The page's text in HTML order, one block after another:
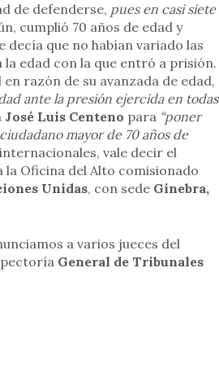
de defenderse, pues en casi siete
cumplió 70 años de edad y
decía que no habían variado las
edad con la que entró a prisión.
razón de su avanzada de edad,
ante la presión ejercida en todas
José Luis Centeno para “poner
mayor de 70 años de
vale decir el
Oficina del Alto comisionado
Unidas, con sede Ginebra,
a varios jueces del
General de Tribunales